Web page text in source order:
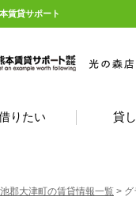
賃貸サポート
りたい 貸
郡大津町の賃貸情報一覧 > グ